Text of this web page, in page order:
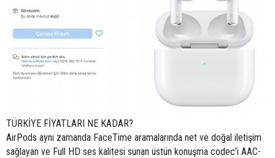
TÜRKİYE FİYATLARI NE KADAR?
AirPods aynı zamanda FaceTime aramalarında net ve doğal iletişim
sağlayan ve Full HD ses kalitesi sunan üstün konuşma codec’i AAC-